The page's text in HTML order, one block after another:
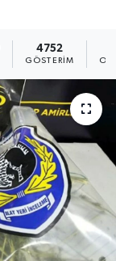
4752
GÖSTERIM